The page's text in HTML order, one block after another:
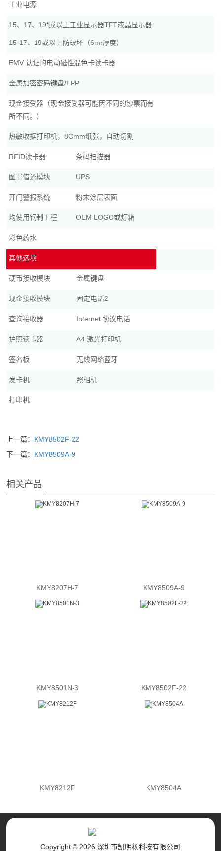
工业电源
15、17、19*或以上工业显示器TFT液晶显示器
15-17、19或以上防破坏（6mr厚度）
EMV 认证的电动磁性混色卡读卡器
金属加密密码键盘/EPP
现金接受器（现金接受器可能因不同的钞票而有
所不同。）
热敏收据打印机，8Omm纸张，自动切割
RFID读卡器 条码扫描器
图书借还模块 UPS
开门警报系统 粉末涂层表面
均使用钢制工程 OEM LOGO或灯箱
彩色药水
其他选项
硬币接收模块 金属键盘
现金接收模块 固定电话2
查询接收器 Internet 协议电话
护照读卡器 A4 激光打印机
签名板 无线网络蓝牙
发卡机 照相机
打印机
上一篇： KMY8502F-22
下一篇： KMY8509A-9
相关产品
KMY8207H-7 KMY8509A-9
KMY8501N-3 KMY8502F-22
KMY8212F KMY8504A
Copyright © 2026 深圳市凯明杨科技有限公司